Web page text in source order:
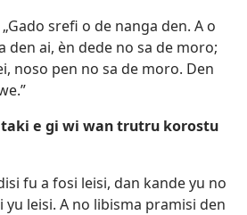
„Gado srefi o de nanga den. A o
den ai, èn dede no sa de moro;
noso pen no sa de moro. Den
taki e gi wi wan trutru korostu
fu a fosi leisi, dan kande yu no
leisi. A no libisma pramisi den